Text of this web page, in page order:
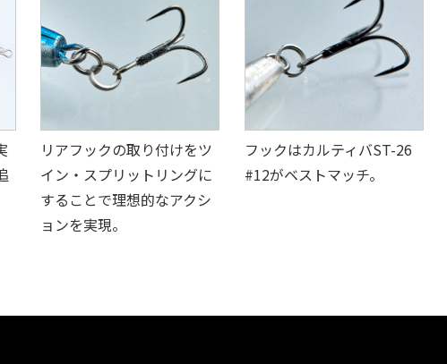
リアフックの取り付けをツ
イン・スプリットリングに
することで理想的なアクシ
ョンを実現。
フックはカルティバST-26
#12がベストマッチ。